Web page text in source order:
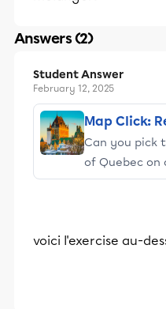
Answers (2)
Student Answer
February 12, 2025
Map Click:
Can you pick
of Quebec on
voici l'exercise au-